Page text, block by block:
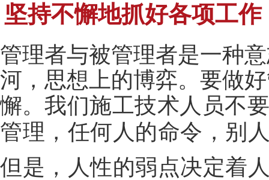
坚持不懈地抓好各项工
管理者与被管理者是一种
河，思想上的博弈。要做
懈。 我们施工技术人员不
管理，任何人的命令，别
但是，人性的弱点决定着